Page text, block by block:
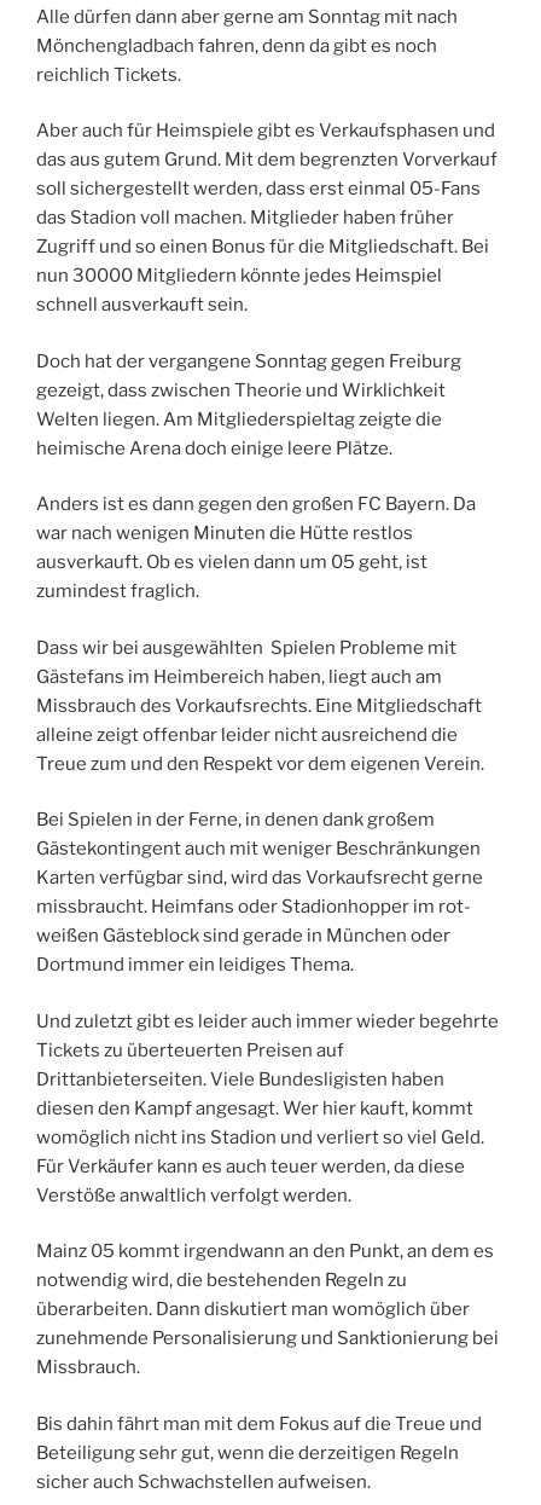
Alle dürfen dann aber gerne am Sonntag mit nach
Mönchengladbach fahren, denn da gibt es noch
reichlich Tickets.
Aber auch für Heimspiele gibt es Verkaufsphasen und
das aus gutem Grund. Mit dem begrenzten Vorverkauf
soll sichergestellt werden, dass erst einmal 05-Fans
das Stadion voll machen. Mitglieder haben früher
Zugriff und so einen Bonus für die Mitgliedschaft. Bei
nun 30000 Mitgliedern könnte jedes Heimspiel
schnell ausverkauft sein.
Doch hat der vergangene Sonntag gegen Freiburg
gezeigt, dass zwischen Theorie und Wirklichkeit
Welten liegen. Am Mitgliederspieltag zeigte die
heimische Arena doch einige leere Plätze.
Anders ist es dann gegen den großen FC Bayern. Da
war nach wenigen Minuten die Hütte restlos
ausverkauft. Ob es vielen dann um 05 geht, ist
zumindest fraglich.
Dass wir bei ausgewählten Spielen Probleme mit
Gästefans im Heimbereich haben, liegt auch am
Missbrauch des Vorkaufsrechts. Eine Mitgliedschaft
alleine zeigt offenbar leider nicht ausreichend die
Treue zum und den Respekt vor dem eigenen Verein.
Bei Spielen in der Ferne, in denen dank großem
Gästekontingent auch mit weniger Beschränkungen
Karten verfügbar sind, wird das Vorkaufsrecht gerne
missbraucht. Heimfans oder Stadionhopper im rot-
weißen Gästeblock sind gerade in München oder
Dortmund immer ein leidiges Thema.
Und zuletzt gibt es leider auch immer wieder begehrte
Tickets zu überteuerten Preisen auf
Drittanbieterseiten. Viele Bundesligisten haben
diesen den Kampf angesagt. Wer hier kauft, kommt
womöglich nicht ins Stadion und verliert so viel Geld.
Für Verkäufer kann es auch teuer werden, da diese
Verstöße anwaltlich verfolgt werden.
Mainz 05 kommt irgendwann an den Punkt, an dem es
notwendig wird, die bestehenden Regeln zu
überarbeiten. Dann diskutiert man womöglich über
zunehmende Personalisierung und Sanktionierung bei
Missbrauch.
Bis dahin fährt man mit dem Fokus auf die Treue und
Beteiligung sehr gut, wenn die derzeitigen Regeln
sicher auch Schwachstellen aufweisen.